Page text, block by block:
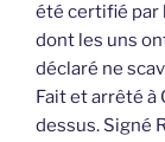
été certifié par
dont les uns
déclaré ne
Fait et arrêté à
dessus. Signé